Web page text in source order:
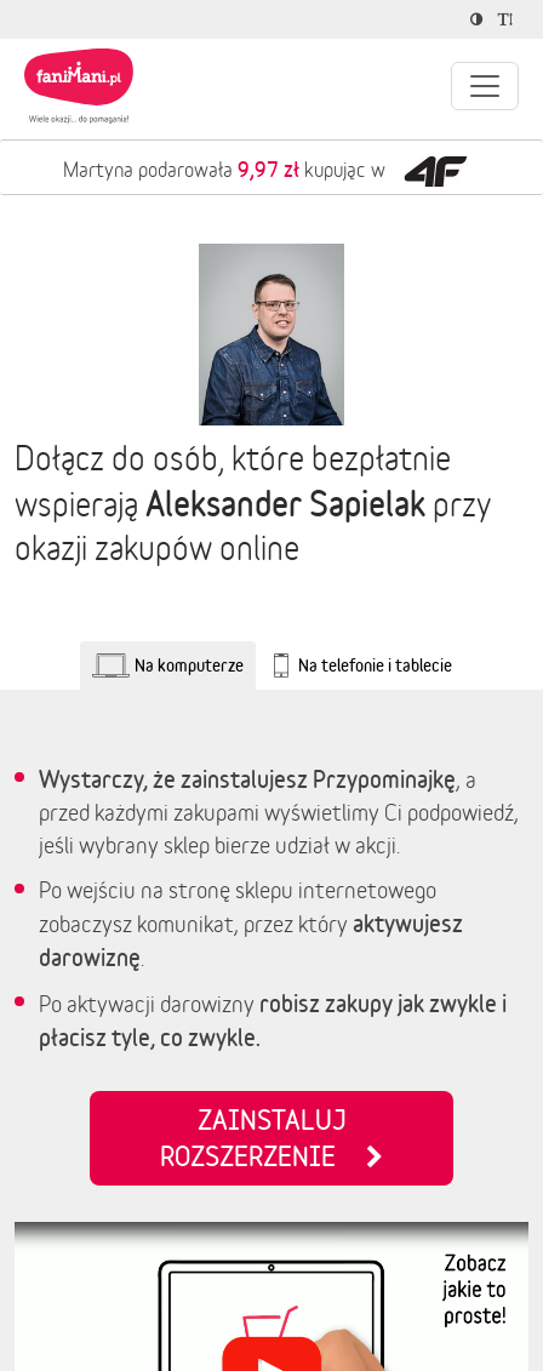
Martyna podarowała 9,97 złkupując w
Dołącz do osób, które bezpłatnie
wspierają Aleksander Sapielak przy
okazji zakupów online
Na komputerze Na telefonie i tablecie
Wystarczy, że zainstalujesz Przypominajkę, a
przed każdymi zakupami wyświetlimy Ci podpowiedź,
jeśli wybrany sklep bierze udział w akcji.
Po wejściu na stronę sklepu internetowego
zobaczysz komunikat, przez który aktywujesz
darowiznę
Po aktywacji darowizny robisz zakupy jak zwykle i
płacisz tyle, co zwykle.
ZAINSTALUJ
ROZSZERZENIE